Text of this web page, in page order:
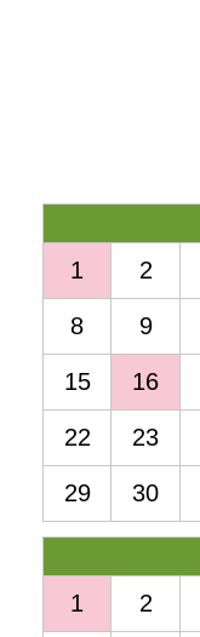
1
2
8 9
15 16
22 23
29 30
1
2